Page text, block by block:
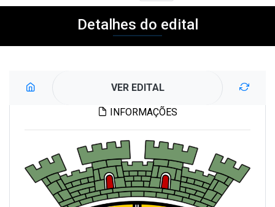
Detalhes do edital
VER EDITAL
INFORMAÇÕES